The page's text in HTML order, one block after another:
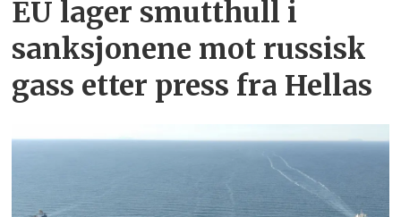
EU lager smutthull i
sanksjonene mot russisk
gass etter press fra Hellas